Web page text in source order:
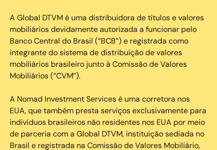
A Global DTVM é uma distribuidora de títulos e valores
mobiliários devidamente autorizada a funcionar pelo
Banco Central do Brasil (“BCB”) e registrada como
integrante do sistema de distribuição de valores
mobiliários brasileiro junto à Comissão de Valores
Mobiliários (“CVM”).
‍A Nomad Investment Services é uma corretora nos
EUA, que também presta serviços exclusivamente para
indivíduos brasileiros não residentes nos EUA por meio
de parceria com a Global DTVM, instituição sediada no
Brasil e registrada na Comissão de Valores Mobiliário,